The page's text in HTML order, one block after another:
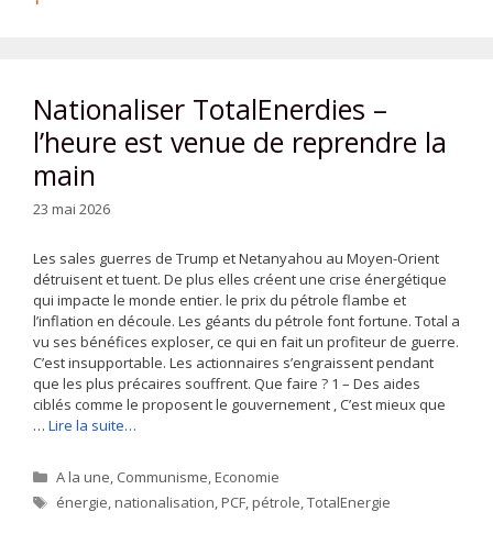
Nationaliser TotalEnerdies –
l’heure est venue de reprendre la
main
23 mai 2026
Les sales guerres de Trump et Netanyahou au Moyen-Orient
détruisent et tuent. De plus elles créent une crise énergétique
qui impacte le monde entier. le prix du pétrole flambe et
l’inflation en découle. Les géants du pétrole font fortune. Total a
vu ses bénéfices exploser, ce qui en fait un profiteur de guerre.
C’est insupportable. Les actionnaires s’engraissent pendant
que les plus précaires souffrent. Que faire ? 1 – Des aides
ciblés comme le proposent le gouvernement , C’est mieux que
… Lire la suite…
Catégories
A la une, Communisme,Economie
Étiquettes
énergie,nationalisation,PCF,pétrole,TotalEnergie